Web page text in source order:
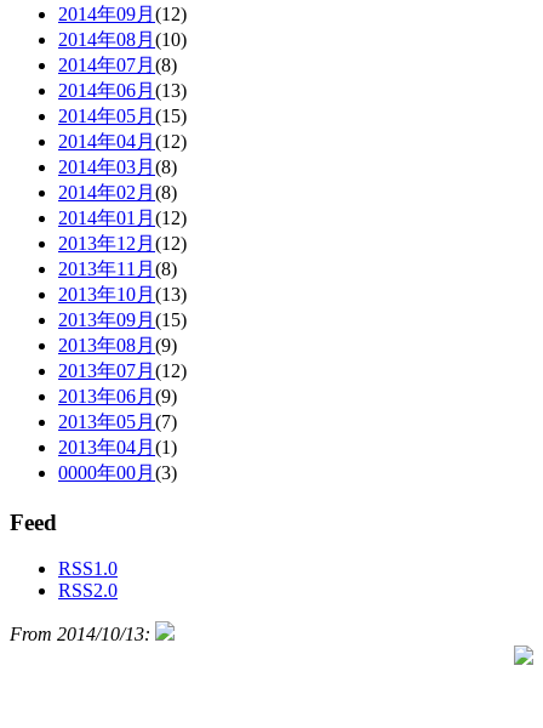
2014年09月 (12)
2014年08月 (10)
2014年07月 (8)
2014年06月 (13)
2014年05月 (15)
2014年04月 (12)
2014年03月 (8)
2014年02月 (8)
2014年01月 (12)
2013年12月 (12)
2013年11月 (8)
2013年10月 (13)
2013年09月 (15)
2013年08月 (9)
2013年07月 (12)
2013年06月 (9)
2013年05月 (7)
2013年04月 (1)
0000年00月 (3)
Feed
RSS1.0
RSS2.0
From 2014/10/13: